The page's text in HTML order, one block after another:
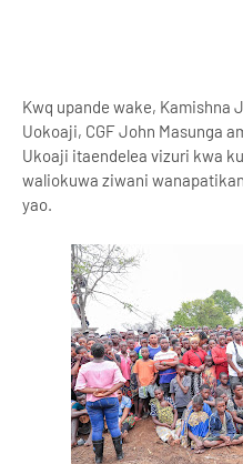
Kwq upande wake, Kamishna
Uokoaji, CGF John Masunga
Ukoaji itaendelea vizuri kwa
waliokuwa ziwani
yao.